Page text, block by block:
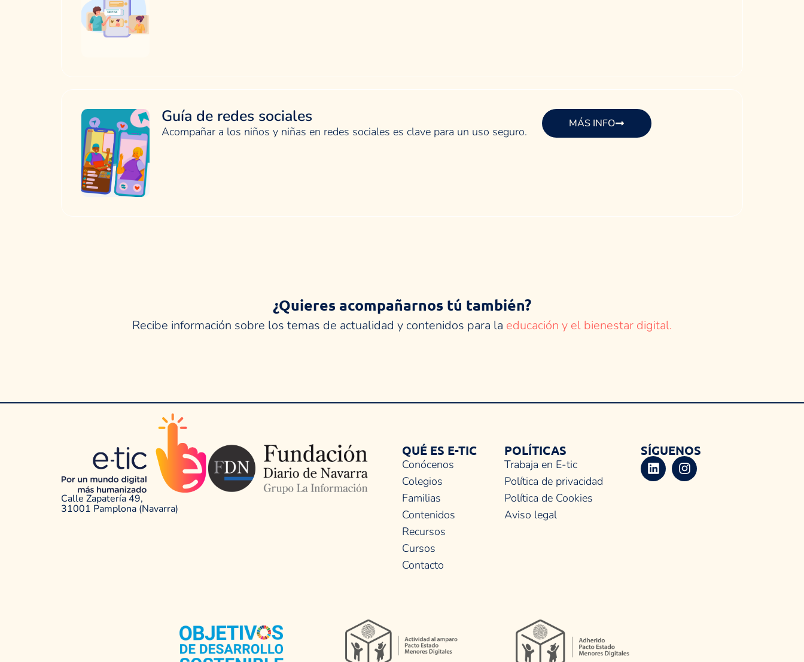
Guía de redes sociales
Acompañar a los niños y niñas en redes sociales es clave para un uso seguro.
MÁS INFO
¿Quieres acompañarnos tú también?
Recibe información sobre los temas de actualidad y contenidos para la educación y el bienestar digital.
Calle Zapatería 49,
31001 Pamplona (Navarra)
QUÉ ES E-TIC
Conócenos
Colegios
Familias
Contenidos
Recursos
Cursos
Contacto
POLÍTICAS
Trabaja en E-tic
Política de privacidad
Política de Cookies
Aviso legal
SÍGUENOS